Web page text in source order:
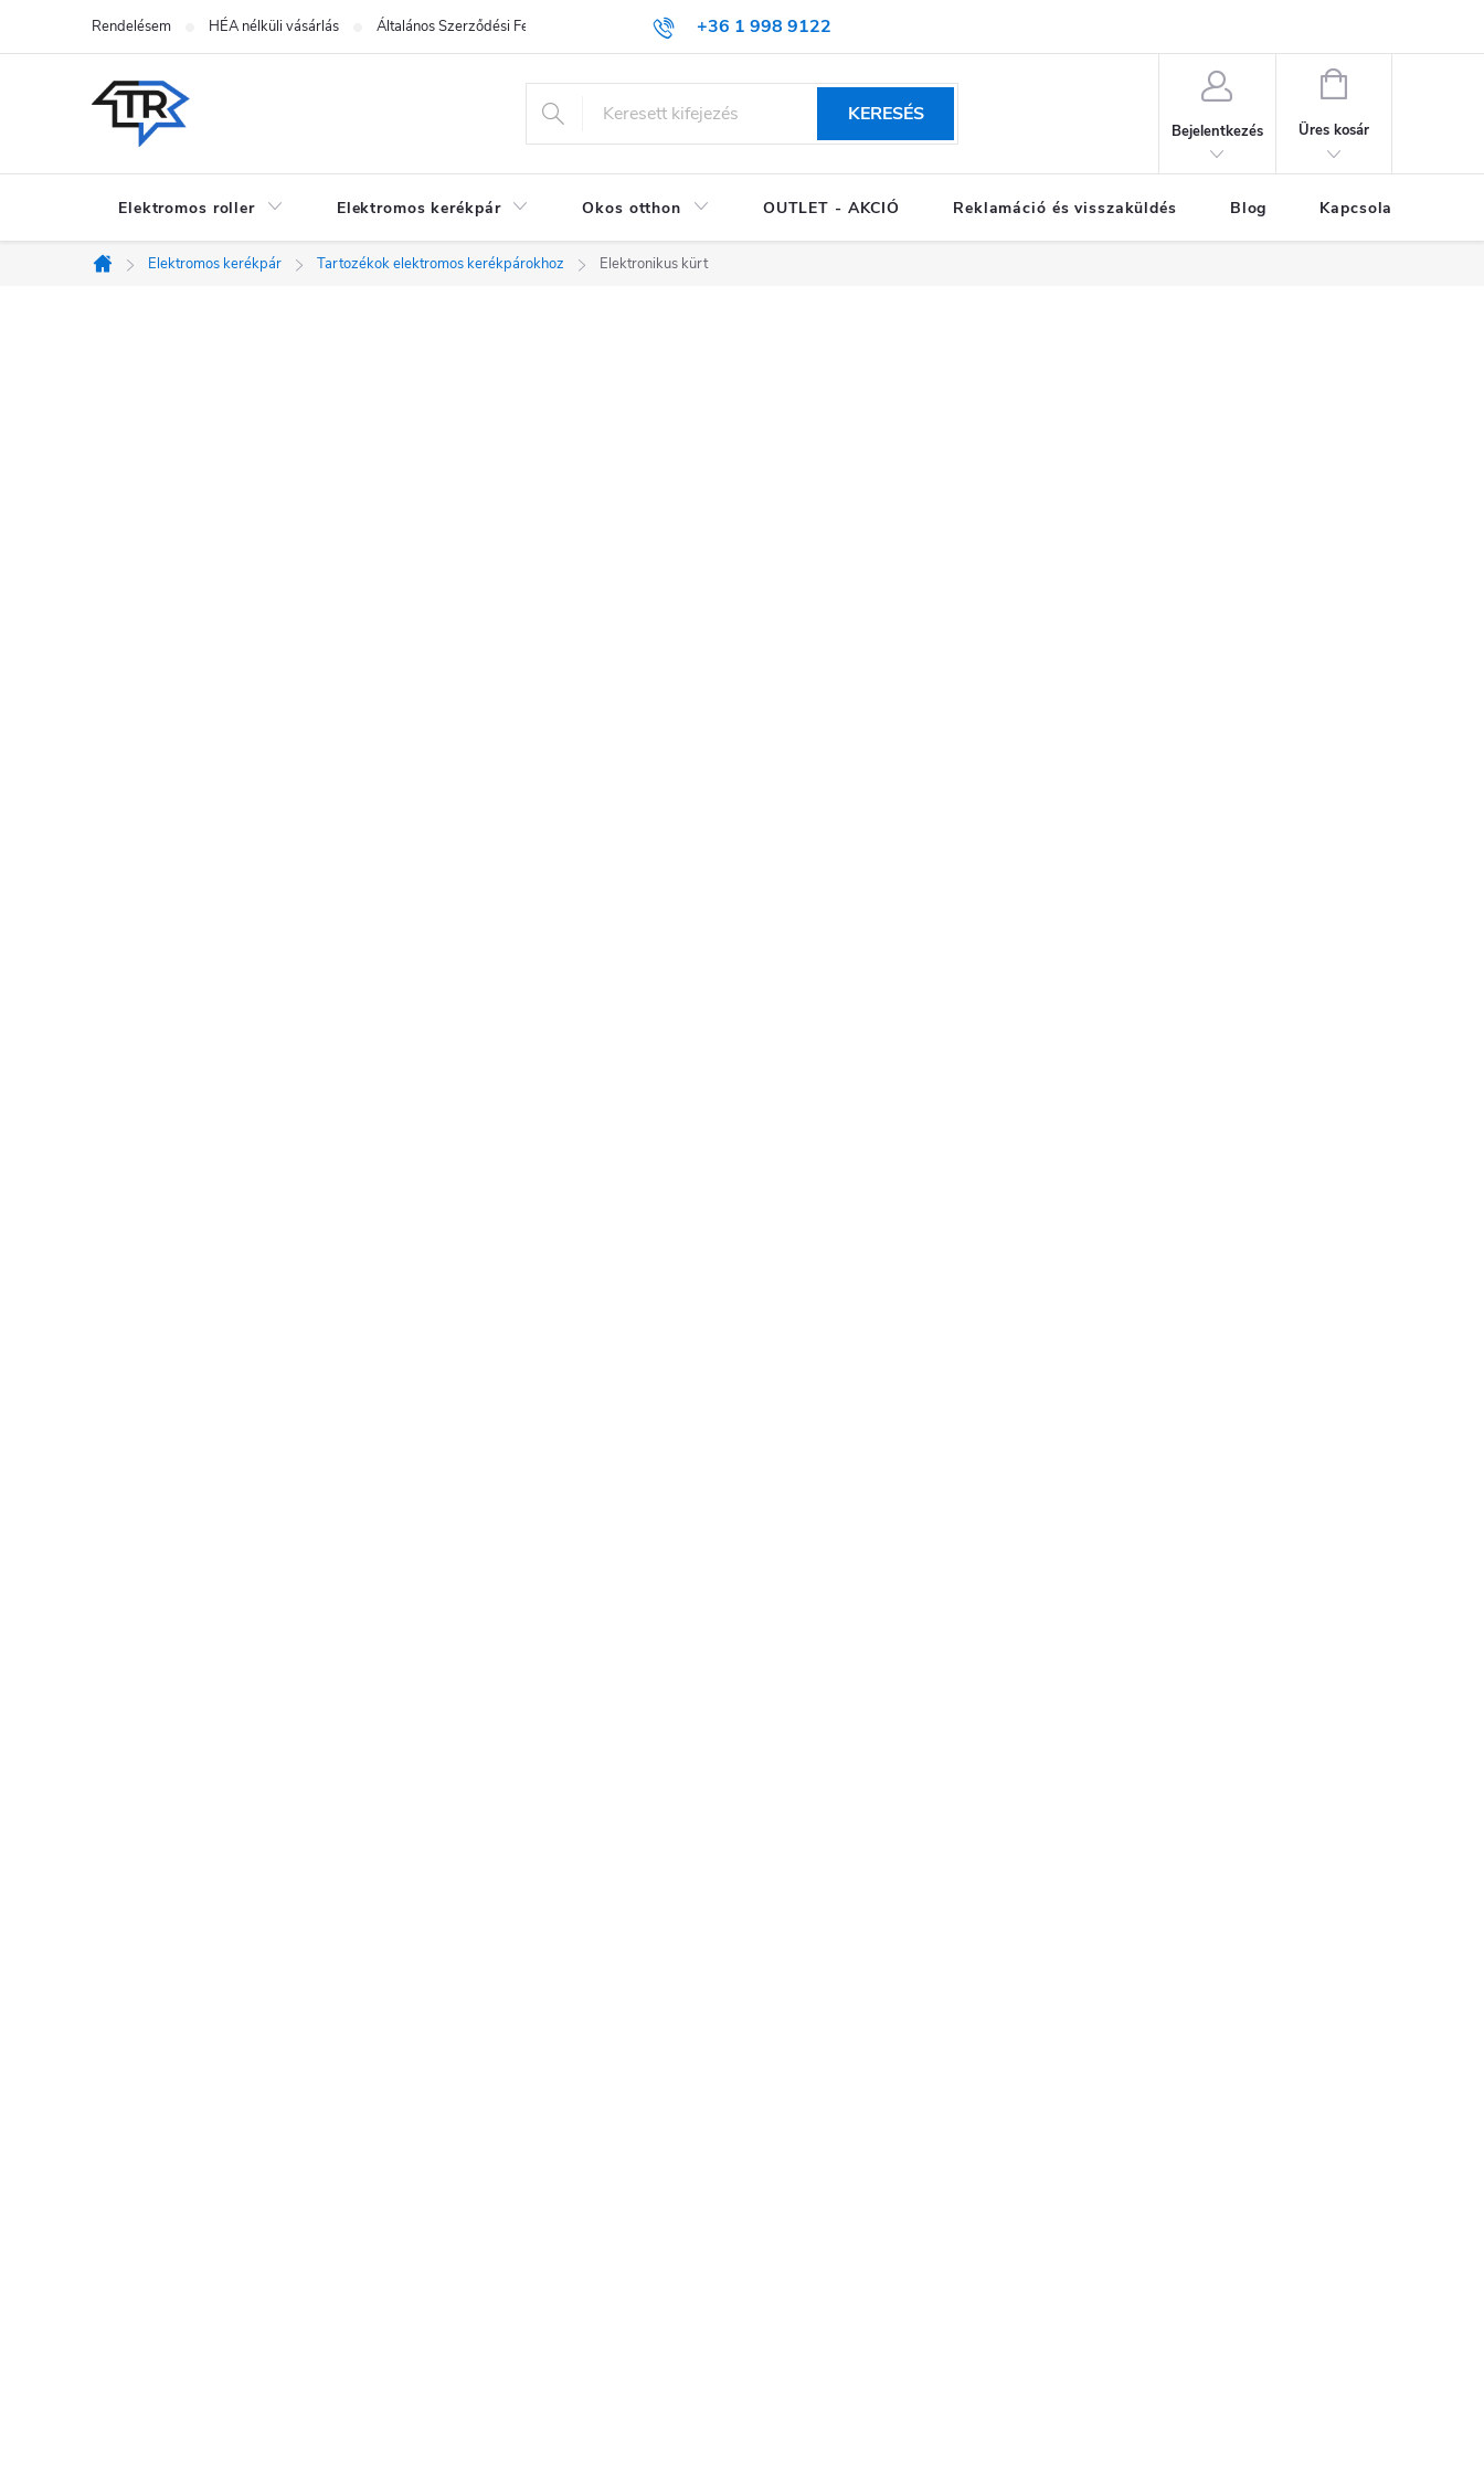
tartalomhoz
+36 1 998 9122
Rendelésem HÉA nélküli vásárlás Általános Szerződési Feltételek (ÁSZF)
KERESÉS
Bejelentkezés
KOSÁR
Üres kosár
Elektromos roller Elektromos kerékpár Okos otthon OUTLET - AKCIÓ Reklamáció és visszaküldés Blog Kapcsolat
Kezdőlap
Elektromos kerékpár Tartozékok elektromos kerékpárokhoz Elektronikus kürt